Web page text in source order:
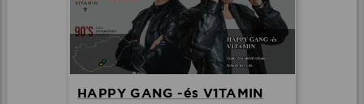
HAPPY GANG -és V1TAMIN